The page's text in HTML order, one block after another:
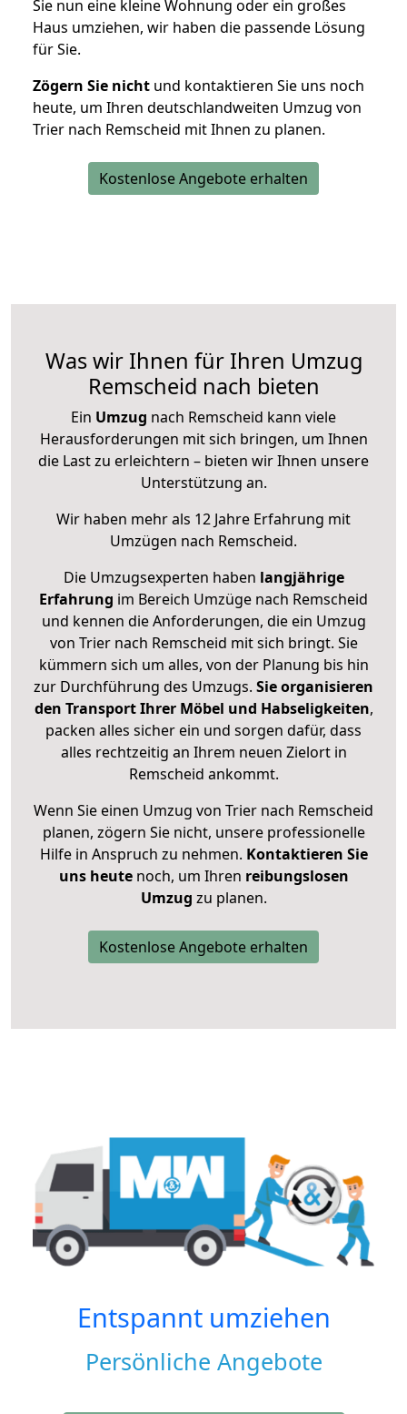
Sie nun eine kleine Wohnung oder ein großes
Haus umziehen, wir haben die passende Lösung
für Sie.
Zögern Sie nicht und kontaktieren Sie uns noch
heute, um Ihren deutschlandweiten Umzug von
Trier nach Remscheid mit Ihnen zu planen.
Kostenlose Angebote erhalten
Was wir Ihnen für Ihren Umzug
Remscheid nach bieten
Ein Umzug nach Remscheid kann viele
Herausforderungen mit sich bringen, um Ihnen
die Last zu erleichtern – bieten wir Ihnen unsere
Unterstützung an.
Wir haben mehr als 12 Jahre Erfahrung mit
Umzügen nach Remscheid.
Die Umzugsexperten haben langjährige
Erfahrung im Bereich Umzüge nach Remscheid
und kennen die Anforderungen, die ein Umzug
von Trier nach Remscheid mit sich bringt. Sie
kümmern sich um alles, von der Planung bis hin
zur Durchführung des Umzugs. Sie organisieren
den Transport Ihrer Möbel und Habseligkeiten,
packen alles sicher ein und sorgen dafür, dass
alles rechtzeitig an Ihrem neuen Zielort in
Remscheid ankommt.
Wenn Sie einen Umzug von Trier nach Remscheid
planen, zögern Sie nicht, unsere professionelle
Hilfe in Anspruch zu nehmen. Kontaktieren Sie
uns heutenoch, um Ihren reibungslosen
Umzug zu planen.
Kostenlose Angebote erhalten
Entspannt umziehen
Persönliche Angebote